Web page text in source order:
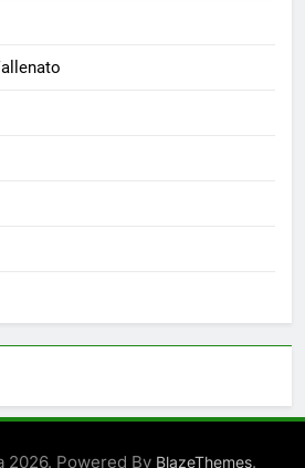
2026. Powered By BlazeThemes.